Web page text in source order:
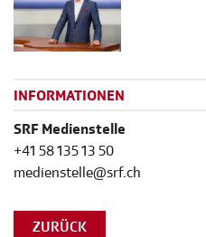
INFORMATIONEN
SRF Medienstelle
+41 58 135 13 50
medienstelle@srf.ch
ZURÜCK